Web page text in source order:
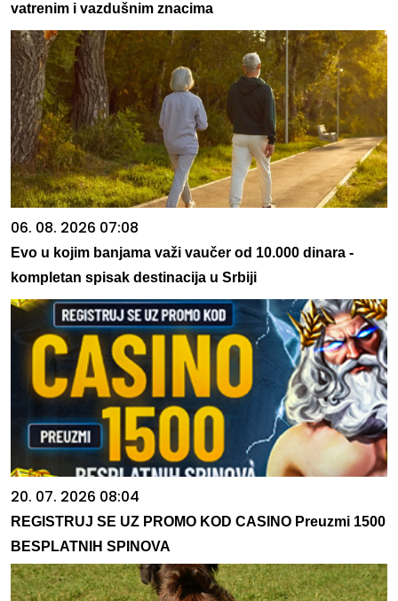
vatrenim i vazdušnim znacima
06. 08. 2026 07:08
Evo u kojim banjama važi vaučer od 10.000 dinara -
kompletan spisak destinacija u Srbiji
20. 07. 2026 08:04
REGISTRUJ SE UZ PROMO KOD CASINO Preuzmi 1500
BESPLATNIH SPINOVA